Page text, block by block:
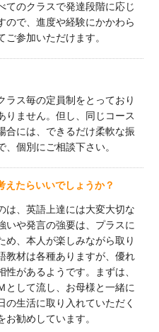
てのクラスで発達段階に応じ
ので、進度や経験にかかわら
参加いただけます。
ラス毎の定員制をとっており
りません。但し、同じコース
合には、できるだけ柔軟な振
個別にご相談下さい。
えたらいいでしょうか？
は、英語上達には大変大切な
いや発言の強要は、プラスに
め、本人が楽しみながら取り
教材は各種ありますが、優れ
があるようです。まずは、
として流し、お母様と一緒に
の生活に取り入れていただく
勧めしています。